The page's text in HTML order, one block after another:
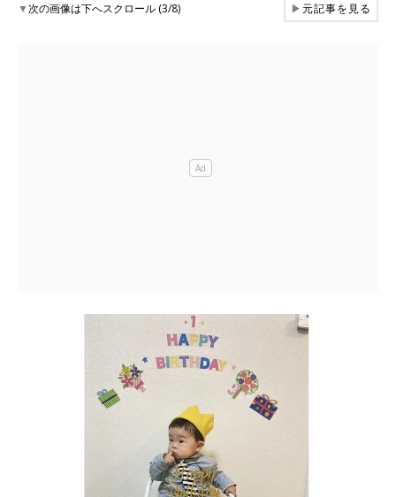
▼次の画像は下へスクロール (3/8) ▶元記事を見る